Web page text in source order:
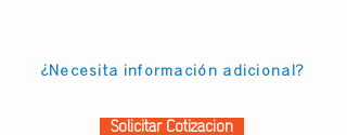
¿Necesita información adicional?
Solicitar Cotización